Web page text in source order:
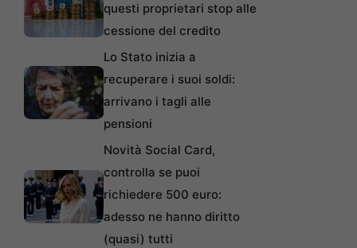
questi proprietari stop alle
cessione del credito
Lo Stato inizia a
recuperare i suoi soldi:
arrivano i tagli alle
pensioni
Novità Social Card,
controlla se puoi
richiedere 500 euro:
adesso ne hanno diritto
(quasi) tutti